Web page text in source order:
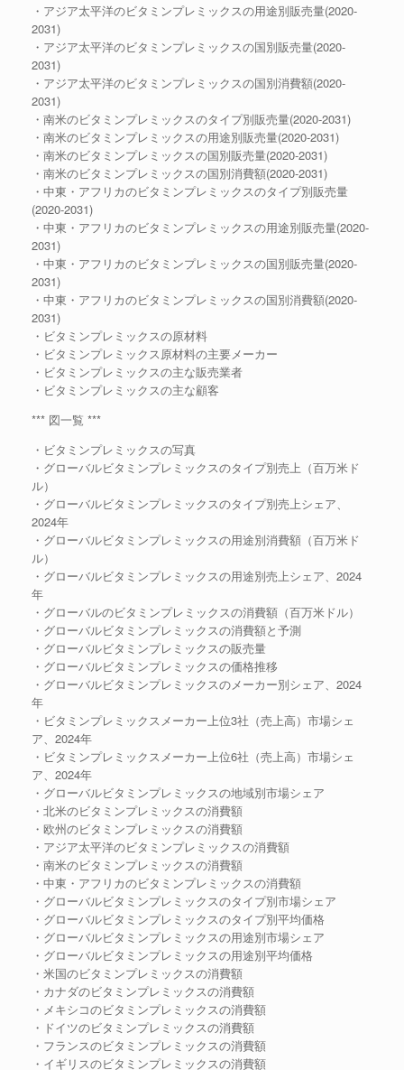
・アジア太平洋のビタミンプレミックスの用途別販売量(2020-
2031)
・アジア太平洋のビタミンプレミックスの国別販売量(2020-
2031)
・アジア太平洋のビタミンプレミックスの国別消費額(2020-
2031)
・南米のビタミンプレミックスのタイプ別販売量(2020-2031)
・南米のビタミンプレミックスの用途別販売量(2020-2031)
・南米のビタミンプレミックスの国別販売量(2020-2031)
・南米のビタミンプレミックスの国別消費額(2020-2031)
・中東・アフリカのビタミンプレミックスのタイプ別販売量
(2020-2031)
・中東・アフリカのビタミンプレミックスの用途別販売量(2020-
2031)
・中東・アフリカのビタミンプレミックスの国別販売量(2020-
2031)
・中東・アフリカのビタミンプレミックスの国別消費額(2020-
2031)
・ビタミンプレミックスの原材料
・ビタミンプレミックス原材料の主要メーカー
・ビタミンプレミックスの主な販売業者
・ビタミンプレミックスの主な顧客
*** 図一覧 ***
・ビタミンプレミックスの写真
・グローバルビタミンプレミックスのタイプ別売上（百万米ド
ル）
・グローバルビタミンプレミックスのタイプ別売上シェア、
2024年
・グローバルビタミンプレミックスの用途別消費額（百万米ド
ル）
・グローバルビタミンプレミックスの用途別売上シェア、2024
年
・グローバルのビタミンプレミックスの消費額（百万米ドル）
・グローバルビタミンプレミックスの消費額と予測
・グローバルビタミンプレミックスの販売量
・グローバルビタミンプレミックスの価格推移
・グローバルビタミンプレミックスのメーカー別シェア、2024
年
・ビタミンプレミックスメーカー上位3社（売上高）市場シェ
ア、2024年
・ビタミンプレミックスメーカー上位6社（売上高）市場シェ
ア、2024年
・グローバルビタミンプレミックスの地域別市場シェア
・北米のビタミンプレミックスの消費額
・欧州のビタミンプレミックスの消費額
・アジア太平洋のビタミンプレミックスの消費額
・南米のビタミンプレミックスの消費額
・中東・アフリカのビタミンプレミックスの消費額
・グローバルビタミンプレミックスのタイプ別市場シェア
・グローバルビタミンプレミックスのタイプ別平均価格
・グローバルビタミンプレミックスの用途別市場シェア
・グローバルビタミンプレミックスの用途別平均価格
・米国のビタミンプレミックスの消費額
・カナダのビタミンプレミックスの消費額
・メキシコのビタミンプレミックスの消費額
・ドイツのビタミンプレミックスの消費額
・フランスのビタミンプレミックスの消費額
・イギリスのビタミンプレミックスの消費額